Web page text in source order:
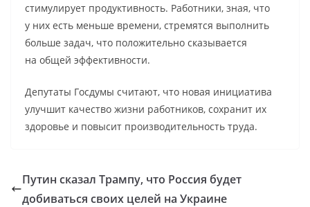
стимулирует продуктивность. Работники, зная, что
у них есть меньше времени, стремятся выполнить
больше задач, что положительно сказывается
на общей эффективности.
Депутаты Госдумы считают, что новая инициатива
улучшит качество жизни работников, сохранит их
здоровье и повысит производительность труда.
Путин сказал Трампу, что Россия будет
добиваться своих целей на Украине